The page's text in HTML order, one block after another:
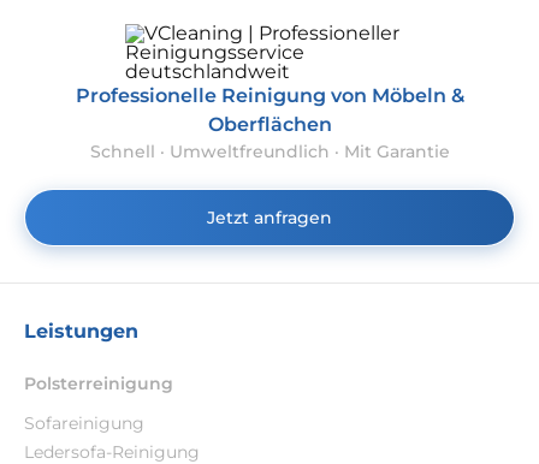
Professionelle Reinigung von Möbeln &
Oberflächen
Schnell · Umweltfreundlich · Mit Garantie
Jetzt anfragen
Leistungen
Polsterreinigung
Sofareinigung
Ledersofa-Reinigung